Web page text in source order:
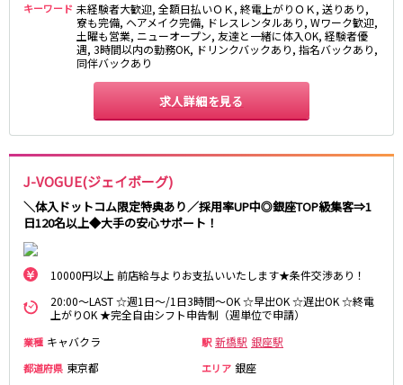
キーワード 未経験者大歓迎, 全額日払いＯＫ, 終電上がりＯＫ, 送りあり,
寮も完備, ヘアメイク完備, ドレスレンタルあり, Wワーク歓迎,
土曜も営業, ニューオープン, 友達と一緒に体入OK, 経験者優
遇, 3時間以内の勤務OK, ドリンクバックあり, 指名バックあり,
同伴バックあり
求人詳細を見る
J-VOGUE(ジェイボーグ)
＼体入ドットコム限定特典あり／採用率UP中◎銀座TOP級集客⇒1
日120名以上◆大手の安心サポート！
10000円以上 前店給与よりお支払いいたします★条件交渉あり！
20:00～LAST ☆週1日～/1日3時間～OK ☆早出OK ☆遅出OK ☆終電
上がりOK ★完全自由シフト申告制（週単位で申請）
業種 キャバクラ 駅 新橋駅 銀座駅
都道府県 東京都 エリア 銀座
三軒茶屋駅
鷺沼駅
たまプラーザ駅
あざみ野駅
藤が丘駅
二子玉川駅
桜新町駅
東急世田谷線
三軒茶屋駅
下高井戸駅
宮の坂駅
松原駅
JR南武線
立川駅
川崎駅
府中本町駅
武蔵新城駅
登戸駅
稲田堤駅